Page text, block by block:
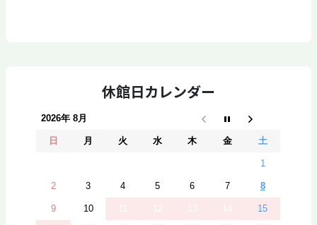
休館日カレンダー
2026年 8月
日 月 火 水 木 金 土
1
2 3 4 5 6 7 8
9 10 15